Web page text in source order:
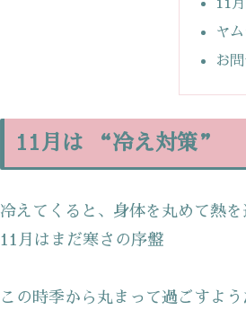
ヤ
お
11月は “冷え対策”
冷えてくると、身体を丸めて熱
11月はまだ寒さの序盤
この時季から丸まって過ごすよ